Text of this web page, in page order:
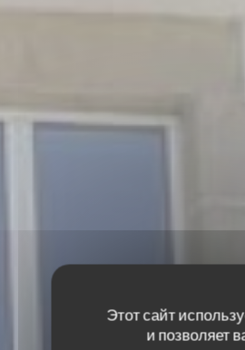
Этот сайт
и позволяет